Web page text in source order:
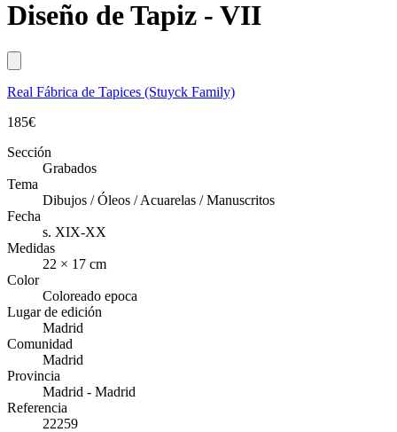
Diseño de Tapiz - VII
Real Fábrica de Tapices (Stuyck Family)
185€
Sección
Grabados
Tema
Dibujos / Óleos / Acuarelas / Manuscritos
Fecha
s. XIX-XX
Medidas
22 × 17 cm
Color
Coloreado epoca
Lugar de edición
Madrid
Comunidad
Madrid
Provincia
Madrid - Madrid
Referencia
22259